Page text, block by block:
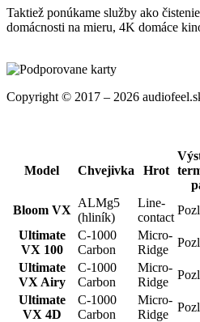
Taktiež ponúkame služby ako
domácnosti na mieru, 4K domáce
Copyright © 2017 – 2026
Model Chvejivka Hrot
Bloom VX
ALMg5
(hliník)
Line-
contact
Ultimate
VX 100
C-1000
Carbon
Micro-
Ridge
Ultimate
VX Airy
C-1000
Carbon
Micro-
Ridge
Ultimate
VX 4D
C-1000
Carbon
Micro-
Ridge